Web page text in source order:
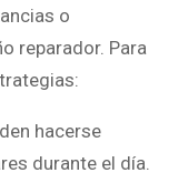
o
reparador. Para
hacerse
durante el día.